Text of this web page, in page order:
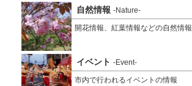
自然情報 -Nature-
開花情報、紅葉情報などの自然情報
イベント -Event-
市内で行われるイベントの情報